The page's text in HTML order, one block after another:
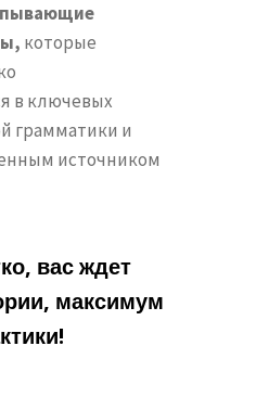
которые
в ключевых
грамматики и
источником
вас ждет
максимум